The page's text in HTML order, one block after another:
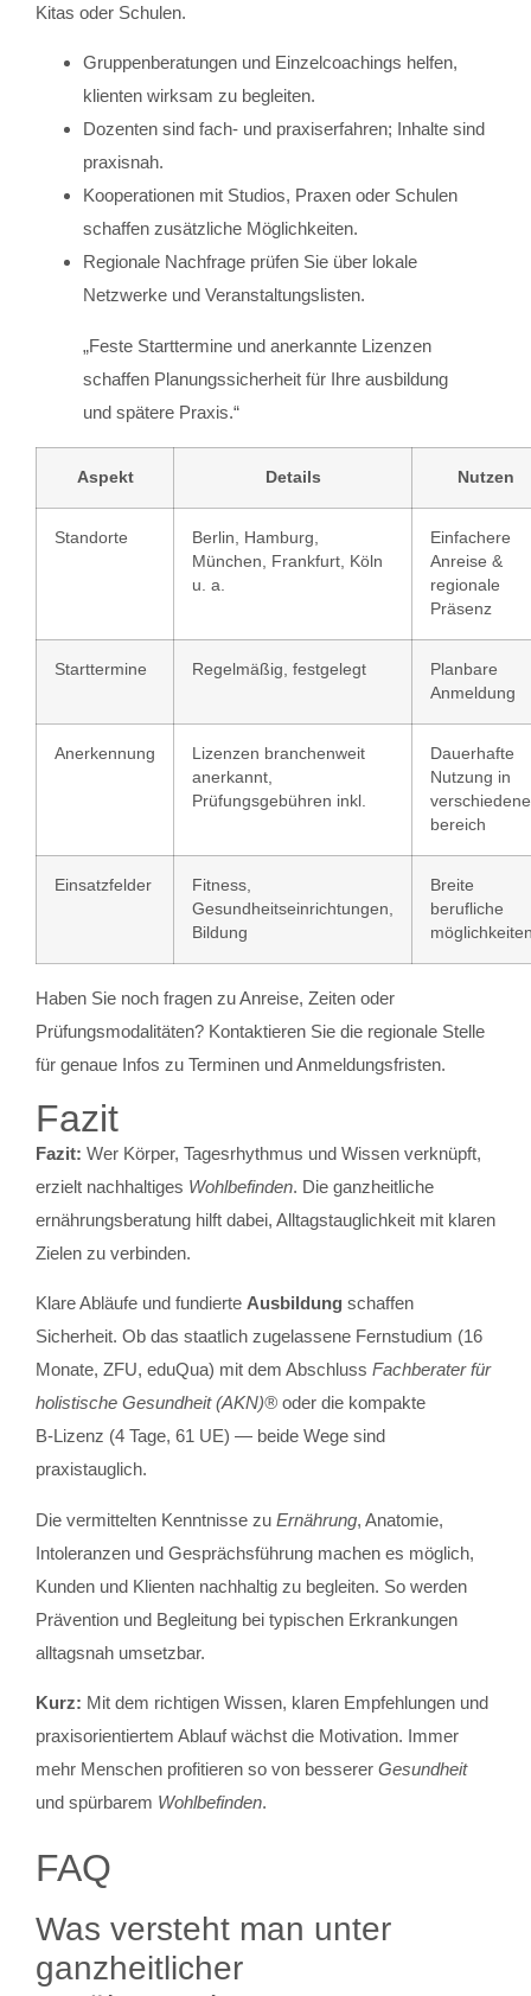
Kitas oder Schulen.
Gruppenberatungen und Einzelcoachings helfen,
klienten wirksam zu begleiten.
Dozenten sind fach- und praxiserfahren; Inhalte sind
praxisnah.
Kooperationen mit Studios, Praxen oder Schulen
schaffen zusätzliche Möglichkeiten.
Regionale Nachfrage prüfen Sie über lokale
Netzwerke und Veranstaltungslisten.
„Feste Starttermine und anerkannte Lizenzen
schaffen Planungssicherheit für Ihre ausbildung
und spätere Praxis.“
Aspekt Details Nutzen
Standorte
Berlin, Hamburg,
München, Frankfurt, Köln
u. a.
Einfachere
Anreise &
regionale
Präsenz
Starttermine Regelmäßig, festgelegt
Planbare
Anmeldung
Anerkennung
Lizenzen branchenweit
anerkannt,
Prüfungsgebühren inkl.
Dauerhafte
Nutzung in
bereich
Einsatzfelder
Fitness,
Gesundheitseinrichtungen,
Bildung
Breite
berufliche
Haben Sie noch fragen zu Anreise, Zeiten oder
Prüfungsmodalitäten? Kontaktieren Sie die regionale Stelle
für genaue Infos zu Terminen und Anmeldungsfristen.
Fazit
Fazit: Wer Körper, Tagesrhythmus und Wissen verknüpft,
erzielt nachhaltiges Wohlbefinden. Die ganzheitliche
ernährungsberatung hilft dabei, Alltagstauglichkeit mit klaren
Zielen zu verbinden.
Klare Abläufe und fundierte Ausbildung schaffen
Sicherheit. Ob das staatlich zugelassene Fernstudium (16
Monate, ZFU, eduQua) mit dem Abschluss Fachberater für
holistische Gesundheit (AKN)® oder die kompakte
B‑Lizenz (4 Tage, 61 UE) — beide Wege sind
praxistauglich.
Die vermittelten Kenntnisse zu Ernährung, Anatomie,
Intoleranzen und Gesprächsführung machen es möglich,
Kunden und Klienten nachhaltig zu begleiten. So werden
Prävention und Begleitung bei typischen Erkrankungen
alltagsnah umsetzbar.
Kurz: Mit dem richtigen Wissen, klaren Empfehlungen und
praxisorientiertem Ablauf wächst die Motivation. Immer
mehr Menschen profitieren so von besserer Gesundheit
und spürbarem Wohlbefinden.
FAQ
Was versteht man unter
ganzheitlicher